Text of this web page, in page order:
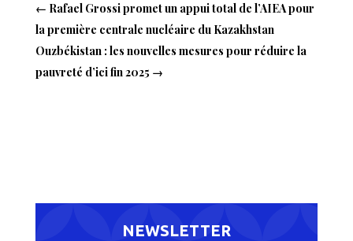
← Rafael Grossi promet un appui total de l’AIEA pour
la première centrale nucléaire du Kazakhstan
Ouzbékistan : les nouvelles mesures pour réduire la
pauvreté d’ici fin 2025 →
NEWSLETTER